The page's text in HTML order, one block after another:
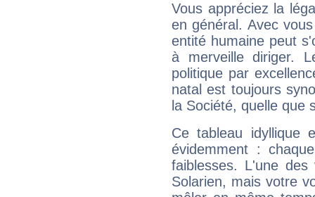
Vous appréciez la
en général. Avec
entité humaine peut
à merveille diriger.
politique par
natal est toujours
la Société, quelle que
Ce tableau idyllique
évidemment :
faiblesses. L'une
Solarien, mais votre